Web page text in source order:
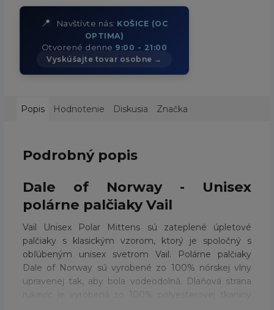
📍 Navštívte nás: KOŠICE (OC
OPTIMA)
Otvorené denne 9:00 - 21:00
Vyskúšajte tovar osobne →
Popis Hodnotenie Diskusia Značka
Podrobný popis
Dale of Norway - Unisex
polárne palčiaky Vail
Vail Unisex Polar Mittens sú zateplené úpletové
palčiaky s klasickým vzorom, ktorý je spoločný s
obľúbeným unisex svetrom Vail. Polárne palčiaky
Dale of Norway sú vyrobené zo 100% nórskej vlny
upravenej tak, aby bola vodeodolná. Dlaňová strana
rukavíc je vyrobená zo 100% polyesterovej tkaniny